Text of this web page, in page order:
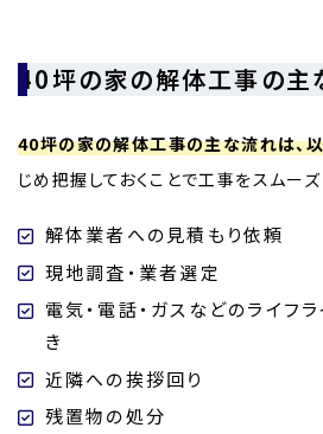
40坪の家の解体工事の主
40坪の家の解体工事の主な流れは、
じめ把握しておくことで工事をスムーズ
解体業者への見積もり依頼
現地調査・業者選定
電気・電話・ガスなどのライフ
き
近隣への挨拶回り
残置物の処分